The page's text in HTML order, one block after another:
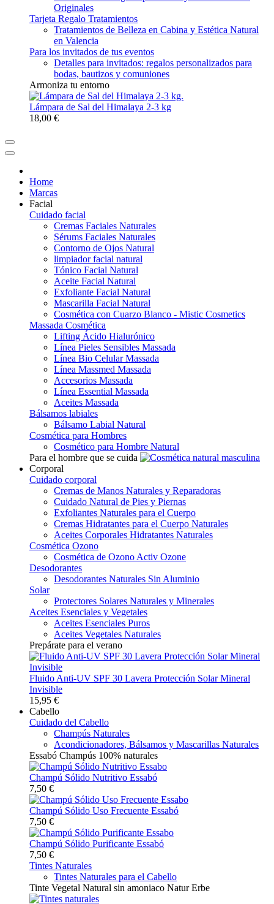
Originales
Tarjeta Regalo Tratamientos
Tratamientos de Belleza en Cabina y Estética Natural
en Valencia
Para los invitados de tus eventos
Detalles para invitados: regalos personalizados para
bodas, bautizos y comuniones
Armoniza tu entorno
Lámpara de Sal del Himalaya 2-3 kg
18,00 €
Home
Marcas
Facial
Cuidado facial
Cremas Faciales Naturales
Sérums Faciales Naturales
Contorno de Ojos Natural
limpiador facial natural
Tónico Facial Natural
Aceite Facial Natural
Exfoliante Facial Natural
Mascarilla Facial Natural
Cosmética con Cuarzo Blanco - Mistic Cosmetics
Massada Cosmética
Lifting Ácido Hialurónico
Línea Pieles Sensibles Massada
Línea Bio Celular Massada
Línea Massmed Massada
Accesorios Massada
Línea Essential Massada
Aceites Massada
Bálsamos labiales
Bálsamo Labial Natural
Cosmética para Hombres
Cosmético para Hombre Natural
Para el hombre que se cuida
Corporal
Cuidado corporal
Cremas de Manos Naturales y Reparadoras
Cuidado Natural de Pies y Piernas
Exfoliantes Naturales para el Cuerpo
Cremas Hidratantes para el Cuerpo Naturales
Aceites Corporales Hidratantes Naturales
Cosmética Ozono
Cosmética de Ozono Activ Ozone
Desodorantes
Desodorantes Naturales Sin Aluminio
Solar
Protectores Solares Naturales y Minerales
Aceites Esenciales y Vegetales
Aceites Esenciales Puros
Aceites Vegetales Naturales
Prepárate para el verano
Fluido Anti-UV SPF 30 Lavera Protección Solar Mineral
Invisible
15,95 €
Cabello
Cuidado del Cabello
Champús Naturales
Acondicionadores, Bálsamos y Mascarillas Naturales
Essabó Champús 100% naturales
Champú Sólido Nutritivo Essabó
7,50 €
Champú Sólido Uso Frecuente Essabó
7,50 €
Champú Sólido Purificante Essabó
7,50 €
Tintes Naturales
Tintes Naturales para el Cabello
Tinte Vegetal Natural sin amoniaco Natur Erbe